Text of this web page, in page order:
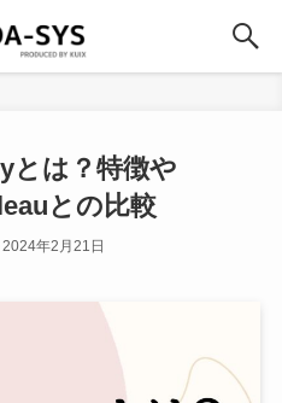
とは？特徴や
との比較
2024年2月21日